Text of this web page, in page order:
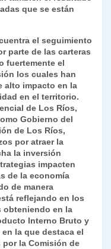
k
que se están
el seguimiento
parte de las carteras
fuertemente el
los cuales han
alto impacto en la
en el territorio.
de Los Ríos,
Gobierno del
de Los Ríos,
por atraer la
la inversión
impacten
de la economía
de manera
reflejando en los
obteniendo en la
Interno Bruto y
la que destaca el
la Comisión de